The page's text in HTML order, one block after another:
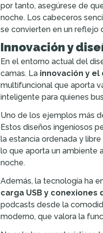
por tanto, asegúrese de
noche. Los cabeceros
se convierten en un reflejo
Innovación y
En el entorno actual del
camas. La innovación y el
multifuncional que aporta
inteligente para quienes
Uno de los ejemplos más
Estos diseños ingeniosos
la estancia ordenada y
lo que aporta un ambiente
noche.
Además, la tecnología ha
carga USB y conexiones
podcasts desde la
moderno, que valora la